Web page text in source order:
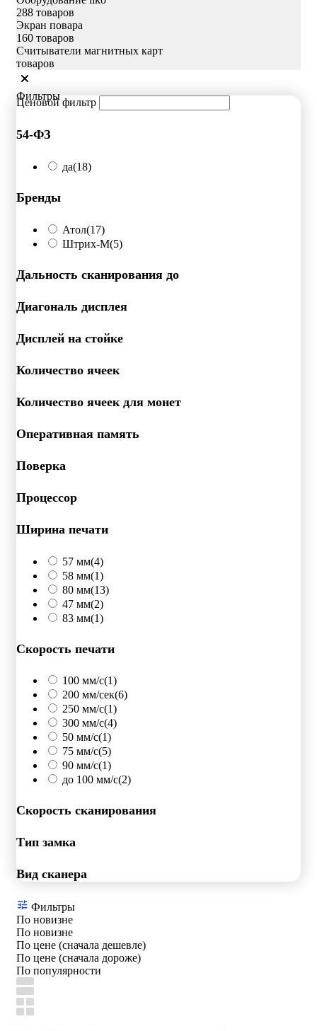
288 товаров
Экран повара
160 товаров
Считыватели магнитных карт
товаров
Фильтры
Ценовой фильтр
54-ФЗ
да(18)
Бренды
Атол(17)
Штрих-М(5)
Дальность сканирования до
Диагональ дисплея
Дисплей на стойке
Количество ячеек
Количество ячеек для монет
Оперативная память
Поверка
Процессор
Ширина печати
57 мм(4)
58 мм(1)
80 мм(13)
47 мм(2)
83 мм(1)
Скорость печати
100 мм/с(1)
200 мм/сек(6)
250 мм/c(1)
300 мм/с(4)
50 мм/с(1)
75 мм/с(5)
90 мм/с(1)
до 100 мм/с(2)
Скорость сканирования
Тип замка
Вид сканера
Фильтры
По новизне
По новизне
По цене (сначала дешевле)
По цене (сначала дороже)
По популярности